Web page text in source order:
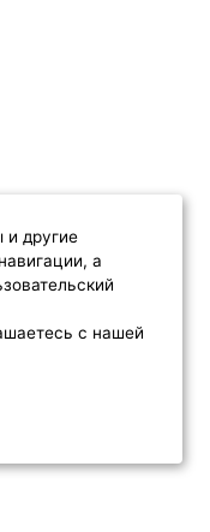
и другие
а
с нашей